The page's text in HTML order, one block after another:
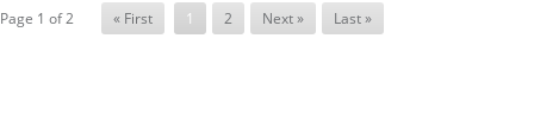
Page 1 of 2 « First 1 2 Next » Last »